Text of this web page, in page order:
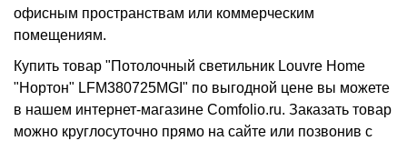
офисным пространствам или коммерческим
помещениям.
Купить товар "Потолочный светильник Louvre Home
"Нортон" LFM380725MGI" по выгодной цене вы можете
в нашем интернет-магазине Comfolio.ru. Заказать товар
можно круглосуточно прямо на сайте или позвонив с